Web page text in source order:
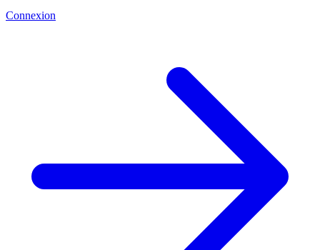
Connexion